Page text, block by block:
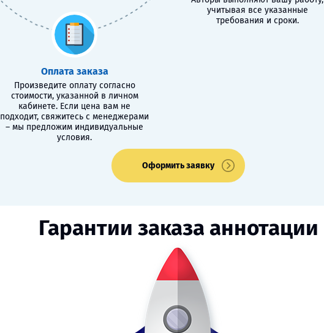
Оплата заказа
Произведите оплату согласно
стоимости, указанной в личном
кабинете. Если цена вам не
подходит, свяжитесь с менеджерами
– мы предложим индивидуальные
условия.
учитывая все указанные
требования и сроки.
Оформить заявку
Гарантии заказа аннотации